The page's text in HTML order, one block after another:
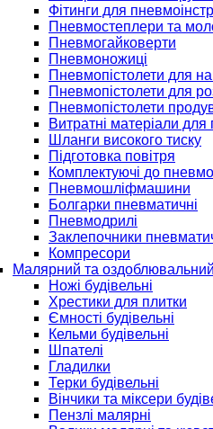
Фітинги для
Пневмостеплери та
Пневмогайковерти
Пневмоножиці
Пневмопістолети для
Пневмопістолети для
Пневмопістолети
Витратні матеріали
Шланги високого тиску
Підготовка повітря
Комплектуючі до
Пневмошліфмашини
Болгарки пневматичні
Пневмодрилі
Заклепочники
Компресори
Малярний та
Ножі будівельні
Хрестики для плитки
Ємності будівельні
Кельми будівельні
Шпателі
Гладилки
Терки будівельні
Вінчики та міксери
Пензлі малярні